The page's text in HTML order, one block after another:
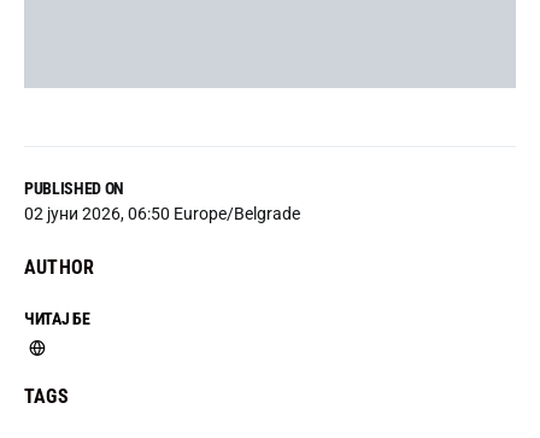
PUBLISHED ON
02 јуни 2026, 06:50 Europe/Belgrade
AUTHOR
ЧИТАЈ БЕ
TAGS